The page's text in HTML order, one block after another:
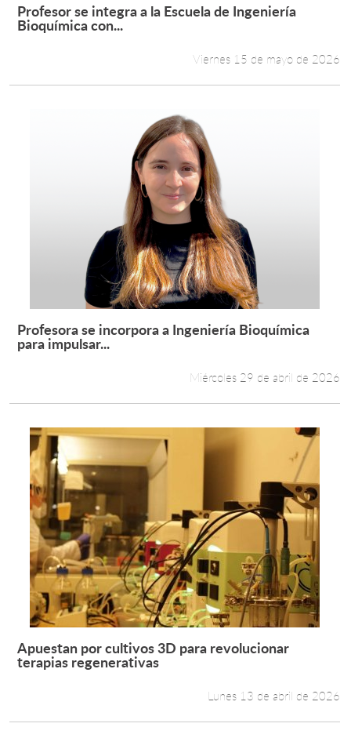
Leer más +
Profesor se integra a la Escuela de Ingeniería
Bioquímica con...
Viernes 15 de mayo de 2026
Leer más +
Profesora se incorpora a Ingeniería Bioquímica
para impulsar...
Miércoles 29 de abril de 2026
Leer más +
Apuestan por cultivos 3D para revolucionar
terapias regenerativas
Lunes 13 de abril de 2026